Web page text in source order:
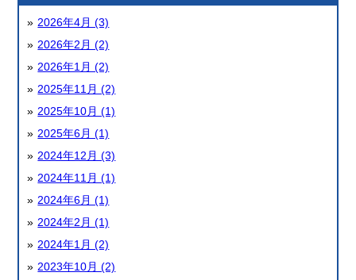
2026年4月 (3)
2026年2月 (2)
2026年1月 (2)
2025年11月 (2)
2025年10月 (1)
2025年6月 (1)
2024年12月 (3)
2024年11月 (1)
2024年6月 (1)
2024年2月 (1)
2024年1月 (2)
2023年10月 (2)